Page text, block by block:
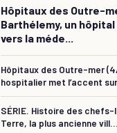
Hôpitaux des Outre-
Barthélemy, un
vers la méde...
Hôpitaux des Outre-mer
hospitalier met l’accent
SÉRIE. Histoire des
Terre, la plus ancienne vill...